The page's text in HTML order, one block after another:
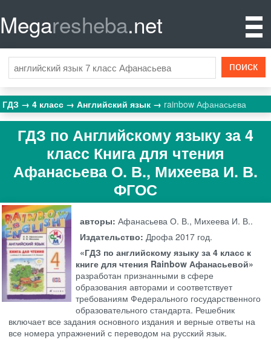
Megaresheba.net
ГДЗ 4 класс Английский язык rainbow Афанасьева
ГДЗ по Английскому языку за 4
класс Книга для чтения
Афанасьева О. В., Михеева И. В.
ФГОС
авторы:Афанасьева О. В., Михеева И. В..
Издательство:Дрофа 2017 год.
«ГДЗ по английскому языку за 4 класс к
книге для чтения Rainbow Афанасьевой»
разработан признанными в сфере
образования авторами и соответствует
требованиям Федерального государственного
образовательного стандарта. Решебник
включает все задания основного издания и верные ответы на
все номера упражнений с переводом на русский язык.